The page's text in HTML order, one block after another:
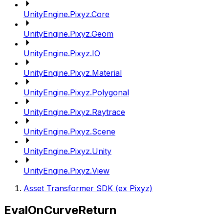
UnityEngine.Pixyz.Core
UnityEngine.Pixyz.Geom
UnityEngine.Pixyz.IO
UnityEngine.Pixyz.Material
UnityEngine.Pixyz.Polygonal
UnityEngine.Pixyz.Raytrace
UnityEngine.Pixyz.Scene
UnityEngine.Pixyz.Unity
UnityEngine.Pixyz.View
Asset Transformer SDK (ex Pixyz)
EvalOnCurveReturn